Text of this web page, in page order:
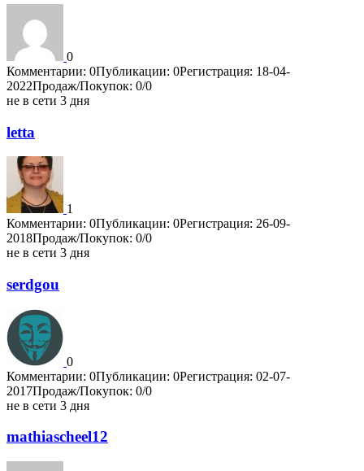
0
Комментарии: 0Публикации: 0Регистрация: 18-04-
2022Продаж/Покупок: 0/0
не в сети 3 дня
letta
1
Комментарии: 0Публикации: 0Регистрация: 26-09-
2018Продаж/Покупок: 0/0
не в сети 3 дня
serdgou
0
Комментарии: 0Публикации: 0Регистрация: 02-07-
2017Продаж/Покупок: 0/0
не в сети 3 дня
mathiascheel12